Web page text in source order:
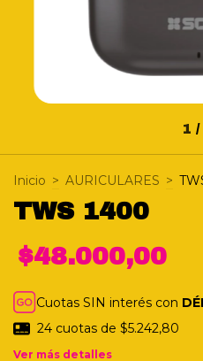
1 /
Inicio > AURICULARES >
TWS 1400
$48.000,00
Cuotas SIN interés con
24 cuotas de $5.242,80
Ver más detalles